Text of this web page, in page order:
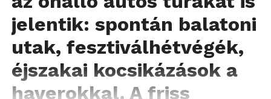
jelentik: spontán balatoni
utak, fesztiválhétvégék,
éjszakai kocsikázások a
haverokkal. A friss